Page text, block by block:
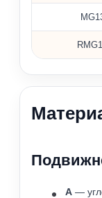
A —